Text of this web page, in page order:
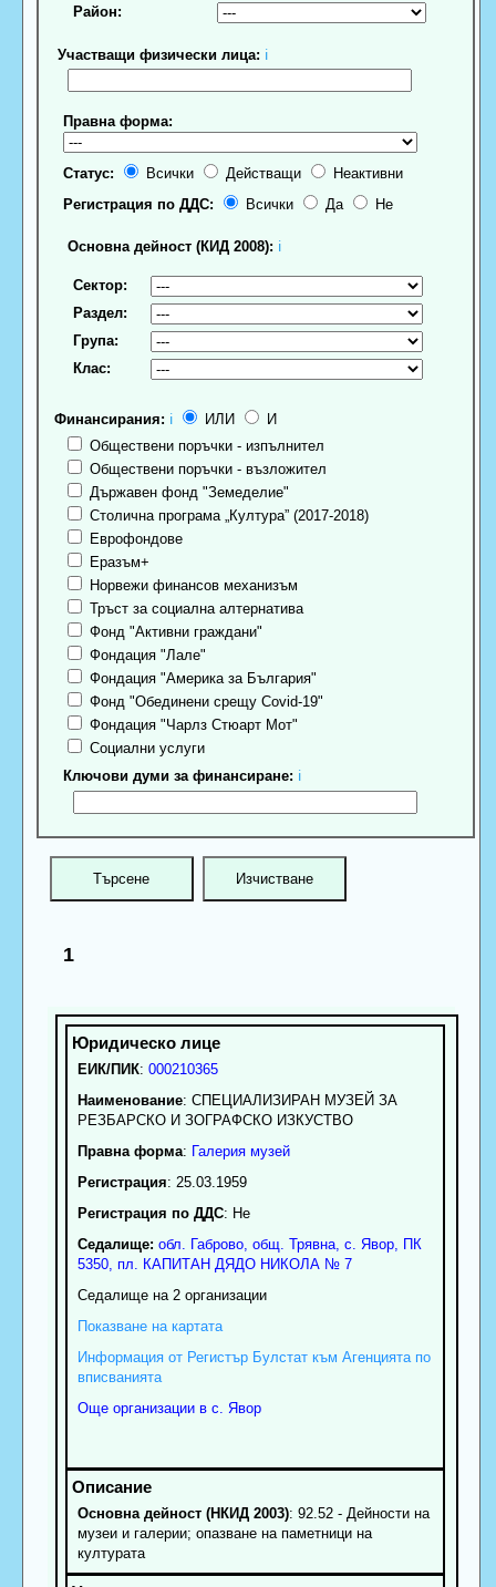
Район:
Участващи физически лица: ℹ
Правна форма:
Статус: Всички Действащи
Неактивни
Регистрация по ДДС:
Всички Да Не
Основна дейност (КИД 2008): ℹ
Сектор:
Раздел:
Група:
Клас:
Финансирания: ℹ ИЛИ
И
Обществени поръчки - изпълнител
Обществени поръчки - възложител
Държавен фонд "Земеделие"
Столична програма „Култура” (2017-2018)
Еврофондове
Еразъм+
Норвежи финансов механизъм
Тръст за социална алтернатива
Фонд "Активни граждани"
Фондация "Лале"
Фондация "Америка за България"
Фонд "Обединени срещу Covid-19"
Фондация "Чарлз Стюарт Мот"
Социални услуги
Ключови думи за финансиране: ℹ
1
ЕИК/ПИК: 000210365
Наименование: СПЕЦИАЛИЗИРАН МУЗЕЙ ЗА
РЕЗБАРСКО И ЗОГРАФСКО ИЗКУСТВО
Правна форма: Галерия музей
Регистрация: 25.03.1959
Регистрация по ДДС: Нe
Седалище: обл. Габрово, общ. Трявна, с. Явор, ПК
5350, пл. КАПИТАН ДЯДО НИКОЛА № 7
Седалище на 2 организации
Показване на картата
Информация от Регистър Булстат към Агенцията по
вписванията
Още организации в с. Явор
Основна дейност (НКИД 2003): 92.52 - Дейности на
музеи и галерии; опазване на паметници на
културата